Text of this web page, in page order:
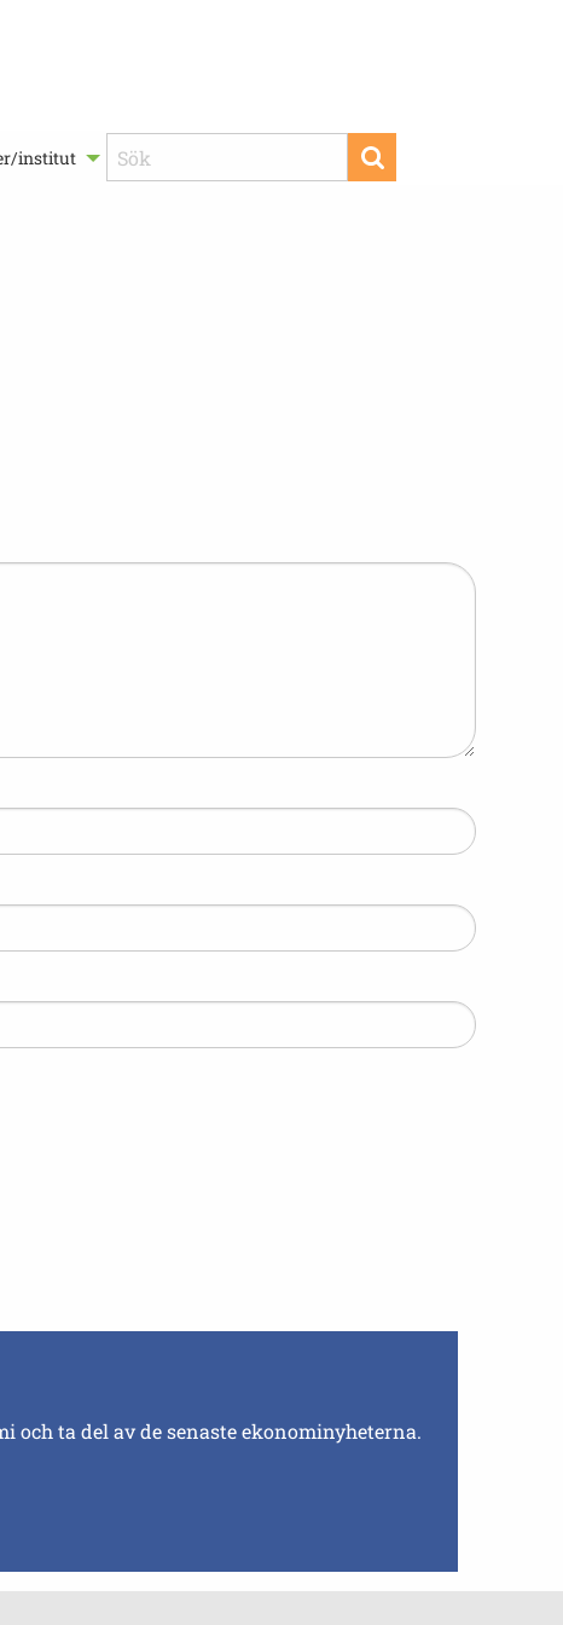
institut
och ta del av de senaste ekonominyheterna.